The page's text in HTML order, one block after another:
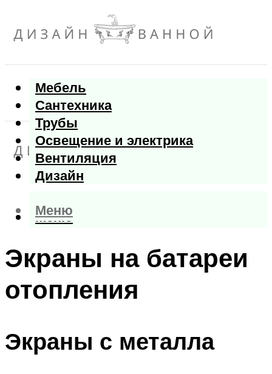
Мебель
Сантехника
Трубы
Освещение и электрика
Вентиляция
Дизайн
Меню
Меню
Экраны на батареи
отопления
Экраны с металла